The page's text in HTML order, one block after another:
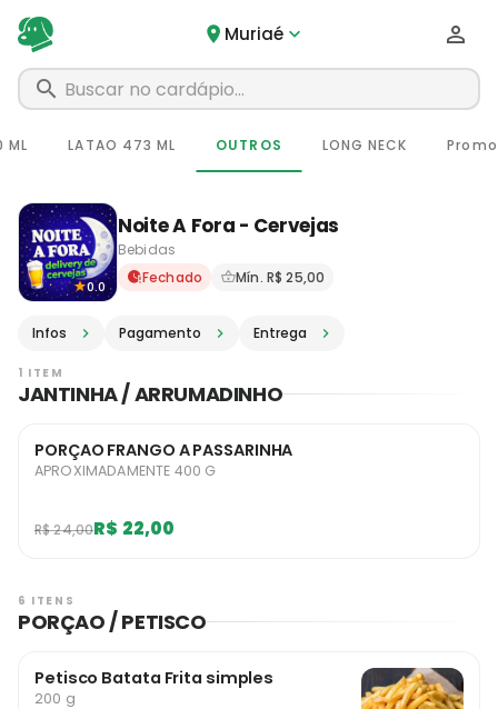
Muriaé
0.0
Noite A Fora - Cervejas
Bebidas
Delivery em Muriaé - MG ·
Fechado Mín. R$ 25,00
Infos Pagamento Entrega
ML LATAO 473 ML OUTROS LONG NECK
1 ITEM
JANTINHA / ARRUMADINHO
PORÇAO FRANGO A PASSARINHA
APROXIMADAMENTE 400 G
R$ 24,00R$ 22,00
6 ITENS
PORÇAO / PETISCO
Petisco Batata Frita simples
200 g